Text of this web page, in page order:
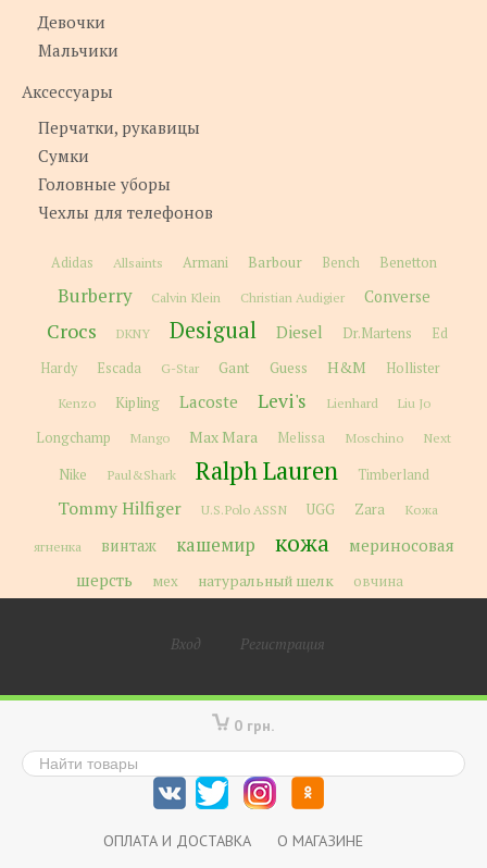
Девочки
Мальчики
Аксессуары
Перчатки, рукавицы
Сумки
Головные уборы
Чехлы для телефонов
Adidas Allsaints Armani Barbour Bench Benetton
Burberry Calvin Klein Christian Audigier Converse
Crocs DKNY Desigual Diesel Dr.Martens
Ed
Hardy
Escada G-Star Gant Guess H&M Hollister
Kenzo Kipling Lacoste Levi's Lienhard Liu Jo
Longchamp Mango Max Mara Melissa Moschino
Next
Nike
Paul&Shark Ralph Lauren Timberland
Tommy Hilfiger U.S.Polo ASSN UGG Zara
Кожа
ягненка
винтаж кашемир кожа
мериносовая
шерсть
мех натуральный шелк овчина
Вход Регистрация
0 грн.
ОПЛАТА И ДОСТАВКА О МАГАЗИНЕ